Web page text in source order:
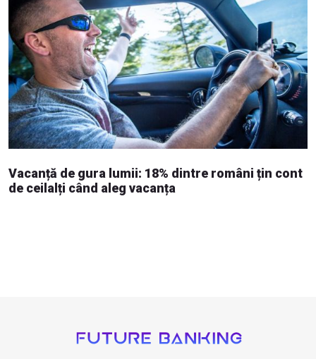
Vacanță de gura lumii: 18% dintre români țin cont
de ceilalți când aleg vacanța